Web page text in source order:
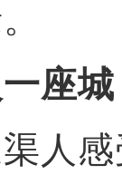
座城
感